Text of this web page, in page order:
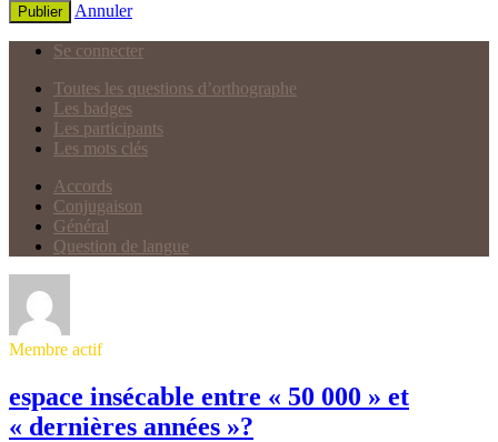
Publier Annuler
Se connecter
Toutes les questions d’orthographe
Les badges
Les participants
Les mots clés
Accords
Conjugaison
Général
Question de langue
Membre actif
espace insécable entre « 50 000 » et
« dernières années »?